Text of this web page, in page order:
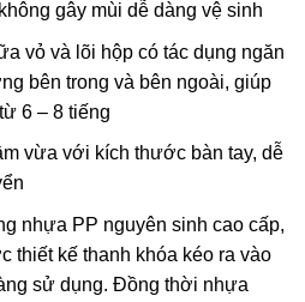
gây mùi dễ dàng vệ sinh
vỏ và lõi hộp có tác dụng ngăn
bên trong và bên ngoài, giúp
6 – 8 tiếng
vừa với kích thước bàn tay, dễ
nhựa PP nguyên sinh cao cấp,
thiết kế thanh khóa kéo ra vào
sử dụng. Đồng thời nhựa